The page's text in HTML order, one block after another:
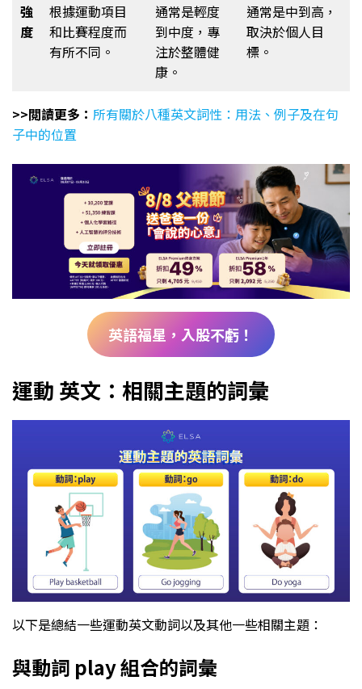
強
度
根據運動項目
和比賽程度而
有所不同。
通常是輕度
到中度，專
注於整體健
康。
通常是中到高，
取決於個人目
標。
>>閲讀更多： 所有關於八種英文詞性：用法、例子及在句
子中的位置
英語福星，入股不虧！
運動 英文：相關主題的詞彙
以下是總結一些運動英文動詞以及其他一些相關主題：
與動詞 play 組合的詞彙